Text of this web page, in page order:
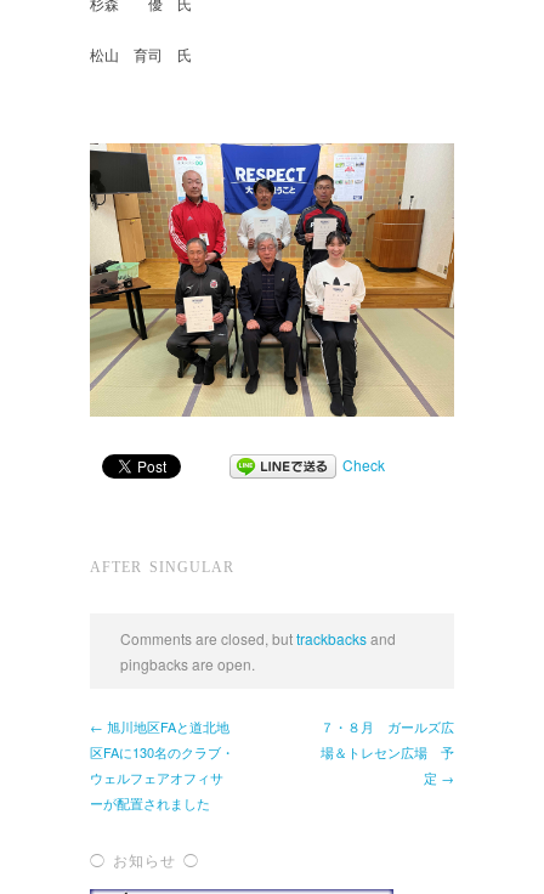
松山 育司 氏
Check
AFTER SINGULAR
Comments are closed, buttrackbacksand
pingbacks are open.
← 旭川地区FAと道北地
区FAに130名のクラブ・
ウェルフェアオフィサ
ーが配置されました
７・８月 ガールズ広
場＆トレセン広場 予
定 →
◯ お知らせ ◯